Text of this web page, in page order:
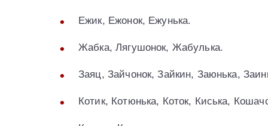
Ежик, Ежонок, Ежунька.
Жабка, Лягушонок, Жабулька.
Заяц, Зайчонок, Зайкин, Заюнька,
Котик, Котюнька, Коток, Киська,